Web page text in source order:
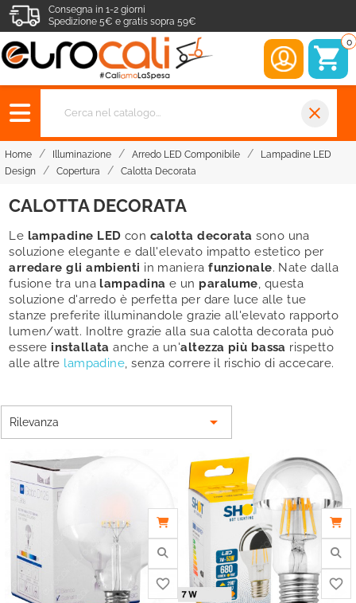
Consegna in 1-2 giorni
Spedizione 5€ e gratis sopra 59€
0
close
Home Illuminazione Arredo LED Componibile
Lampadine LED
Design
Copertura Calotta Decorata
CALOTTA DECORATA
Le lampadine LED con calotta decorata sono una
soluzione elegante e dall'elevato impatto estetico per
arredare gli ambienti in manierafunzionale. Nate dalla
fusione tra una lampadina e un paralume, questa
soluzione d'arredo è perfetta per dare luce alle tue
stanze preferite illuminandole grazie all'elevato rapporto
lumen/watt. Inoltre grazie alla sua calotta decorata può
essere installataanche a un'altezza più bassa rispetto
alle altre lampadine, senza correre il rischio di accecare.
Rilevanza 